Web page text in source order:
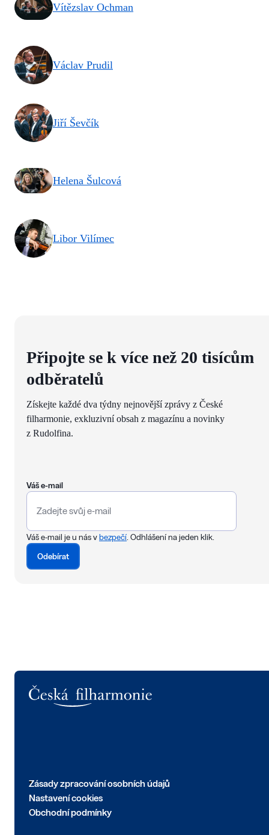
Vítězslav Ochman
Václav Prudil
Jiří Ševčík
Helena Šulcová
Libor Vilímec
Připojte se k více než 20 tisícům
odběratelů
Získejte každé dva týdny nejnovější zprávy z České
filharmonie, exkluzivní obsah z magazínu a novinky
z Rudolfina.
Váš e-mail
Váš e-mail je u nás vbezpečí . Odhlášení na jeden klik.
Odebírat
Zásady zpracování osobních údajů
Nastavení cookies
Obchodní podmínky